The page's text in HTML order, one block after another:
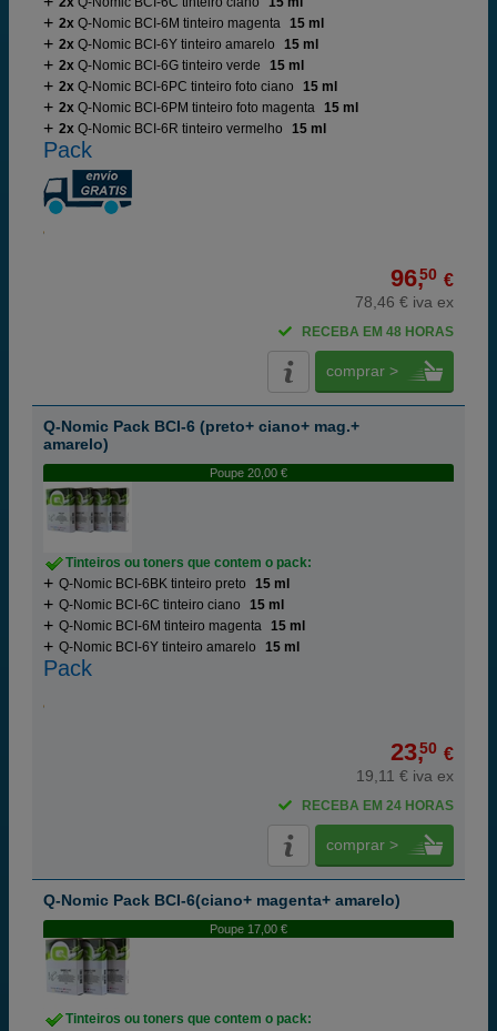
2x Q-Nomic BCI-6M tinteiro magenta 15 ml
2x Q-Nomic BCI-6Y tinteiro amarelo
15 ml
2x Q-Nomic BCI-6G tinteiro verde
15 ml
2x Q-Nomic BCI-6PC tinteiro foto ciano
15 ml
2x Q-Nomic BCI-6PM tinteiro foto magenta 15 ml
2x Q-Nomic BCI-6R tinteiro vermelho 15 ml
Pack
96,50 €
78,46 € iva ex
RECEBA EM 48 HORAS
comprar >
Q-Nomic Pack BCI-6 (preto+ ciano+ mag.+
amarelo)
Poupe 20,00 €
Tinteiros ou toners que contem o pack:
Q-Nomic BCI-6BK tinteiro preto
15 ml
Q-Nomic BCI-6C tinteiro ciano
15 ml
Q-Nomic BCI-6M tinteiro magenta 15 ml
Q-Nomic BCI-6Y tinteiro amarelo
15 ml
Pack
23,50 €
19,11 € iva ex
RECEBA EM 24 HORAS
comprar >
Q-Nomic Pack BCI-6(ciano+ magenta+ amarelo)
Poupe 17,00 €
Tinteiros ou toners que contem o pack: